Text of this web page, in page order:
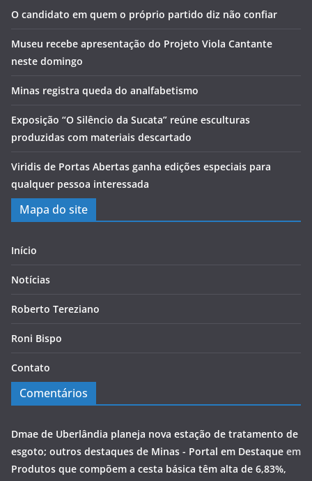
O candidato em quem o próprio partido diz não confiar
Museu recebe apresentação do Projeto Viola Cantante
neste domingo
Minas registra queda do analfabetismo
Exposição “O Silêncio da Sucata” reúne esculturas
produzidas com materiais descartado
Viridis de Portas Abertas ganha edições especiais para
qualquer pessoa interessada
Mapa do site
Início
Notícias
Roberto Tereziano
Roni Bispo
Contato
Comentários
Dmae de Uberlândia planeja nova estação de tratamento de
esgoto; outros destaques de Minas - Portal em Destaque em
Produtos que compõem a cesta básica têm alta de 6,83%,